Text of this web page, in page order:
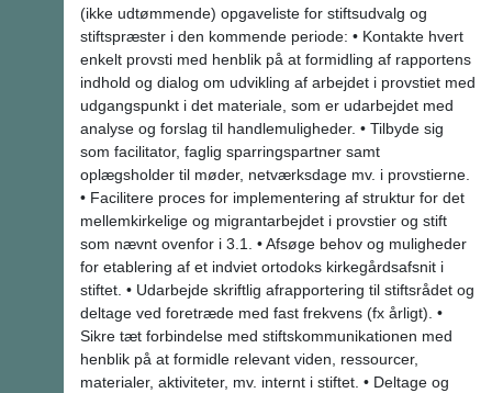
(ikke udtømmende) opgaveliste for stiftsudvalg og
stiftspræster i den kommende periode: • Kontakte hvert
enkelt provsti med henblik på at formidling af rapportens
indhold og dialog om udvikling af arbejdet i provstiet med
udgangspunkt i det materiale, som er udarbejdet med
analyse og forslag til handlemuligheder. • Tilbyde sig
som facilitator, faglig sparringspartner samt
oplægsholder til møder, netværksdage mv. i provstierne.
• Facilitere proces for implementering af struktur for det
mellemkirkelige og migrantarbejdet i provstier og stift
som nævnt ovenfor i 3.1. • Afsøge behov og muligheder
for etablering af et indviet ortodoks kirkegårdsafsnit i
stiftet. • Udarbejde skriftlig afrapportering til stiftsrådet og
deltage ved foretræde med fast frekvens (fx årligt). •
Sikre tæt forbindelse med stiftskommunikationen med
henblik på at formidle relevant viden, ressourcer,
materialer, aktiviteter, mv. internt i stiftet. • Deltage og